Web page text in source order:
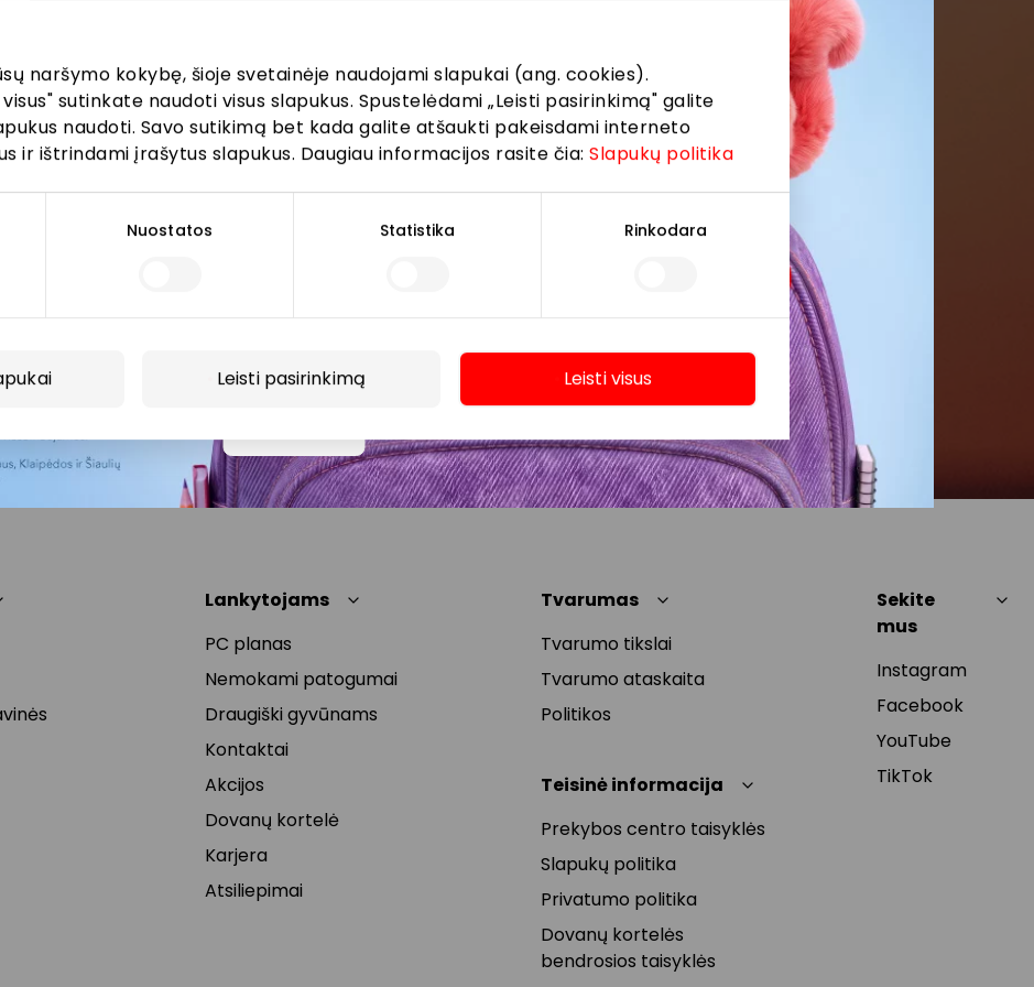
naršymo kokybę, šioje svetainėje naudojami slapukai (ang. cookies).
sutinkate naudoti visus slapukus. Spustelėdami „Leisti pasirinkimą" galite
naudoti. Savo sutikimą bet kada galite atšaukti pakeisdami interneto
ir ištrindami įrašytus slapukus. Daugiau informacijos rasite čia:Slapukų politika
Nuostatos Statistika Rinkodara
Leisti pasirinkimą Leisti visus
Prenumeruoti
Spustelėdamas „Prenumeruoti“ sutinki gauti PPC
siuntimo tikslu. Sutikimą galėsi bet kuriuo metu
naujienlaiškyje arba kreipiantis
privatumas@akropolis.lt.
Lankytojams
PC planas
Nemokami patogumai
Draugiški gyvūnams
Kontaktai
Akcijos
Dovanų kortelė
Karjera
Atsiliepimai
Tvarumas
Tvarumo tikslai
Tvarumo ataskaita
Politikos
Teisinė informacija
Prekybos centro taisyklės
Slapukų politika
Privatumo politika
Dovanų kortelės
bendrosios taisyklės
Sekite
mus
Instagram
Facebook
YouTube
TikTok